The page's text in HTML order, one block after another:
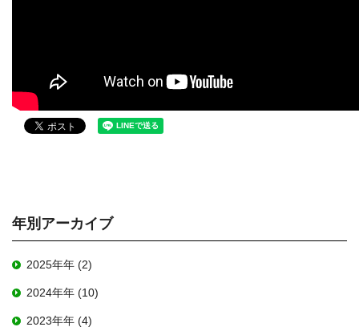
年別アーカイブ
2025年年 (2)
2024年年 (10)
2023年年 (4)